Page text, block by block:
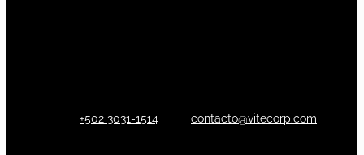
+502 3031-1514 contacto@vitecorp.com